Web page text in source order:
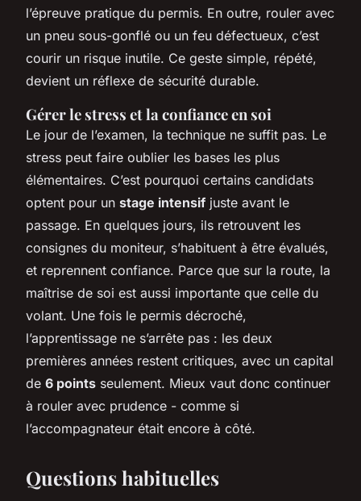
l’épreuve pratique du permis. En outre, rouler avec
un pneu sous-gonflé ou un feu défectueux, c’est
courir un risque inutile. Ce geste simple, répété,
devient un réflexe de sécurité durable.
Gérer le stress et la confiance en soi
Le jour de l’examen, la technique ne suffit pas. Le
stress peut faire oublier les bases les plus
élémentaires. C’est pourquoi certains candidats
optent pour un stage intensif juste avant le
passage. En quelques jours, ils retrouvent les
consignes du moniteur, s’habituent à être évalués,
et reprennent confiance. Parce que sur la route, la
maîtrise de soi est aussi importante que celle du
volant. Une fois le permis décroché,
l’apprentissage ne s’arrête pas : les deux
premières années restent critiques, avec un capital
de 6 points seulement. Mieux vaut donc continuer
à rouler avec prudence - comme si
l’accompagnateur était encore à côté.
Questions habituelles